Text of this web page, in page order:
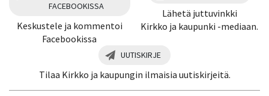
FACEBOOKISSA
Keskustele ja kommentoi
Facebookissa
Lähetä juttuvinkki
Kirkko ja kaupunki -mediaan.
UUTISKIRJE
Tilaa Kirkko ja kaupungin ilmaisia uutiskirjeitä.